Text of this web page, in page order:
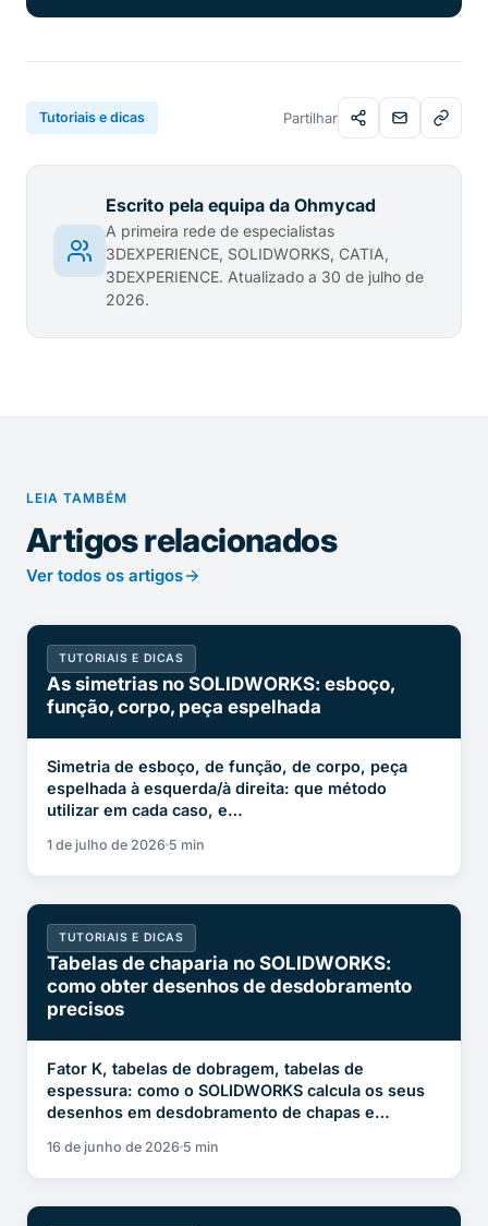
Tutoriais e dicas Partilhar
Escrito pela equipa da Ohmycad
A primeira rede de especialistas
3DEXPERIENCE, SOLIDWORKS, CATIA,
3DEXPERIENCE. Atualizado a 30 de julho de
2026.
LEIA TAMBÉM
Artigos relacionados
Ver todos os artigos
TUTORIAIS E DICAS
As simetrias no SOLIDWORKS: esboço,
função, corpo, peça espelhada
Simetria de esboço, de função, de corpo, peça
espelhada à esquerda/à direita: que método
utilizar em cada caso, e…
1 de julho de 2026 5 min
TUTORIAIS E DICAS
Tabelas de chaparia no SOLIDWORKS:
como obter desenhos de desdobramento
precisos
Fator K, tabelas de dobragem, tabelas de
espessura: como o SOLIDWORKS calcula os seus
desenhos em desdobramento de chapas e…
16 de junho de 2026 5 min